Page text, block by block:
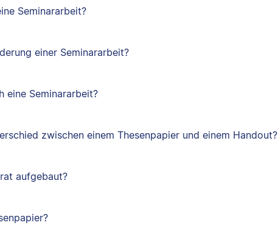
Seminararbeit?
einer Seminararbeit?
eine Seminararbeit?
zwischen einem Thesenpapier und einem Handout?
aufgebaut?